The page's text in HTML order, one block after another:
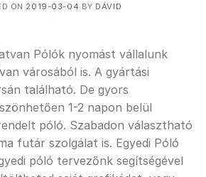
ON 2019-03-04 BY DÁVID
Pólók nyomást vállalunk
városából is. A gyártási
található. De gyors
1-2 napon belül
póló. Szabadon választható
futár szolgálat is. Egyedi Póló
póló tervezőnk segítségével